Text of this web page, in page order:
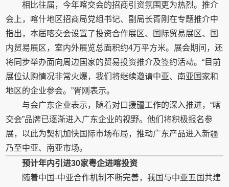
相比往届，今年喀交会的招商引资氛围更为热烈。推介
会上，喀什地区招商局党组书记、副局长胥刚在专题推介中
指出，本届喀交会设置了投资合作展区、国际贸易展区、国
内贸易展区，室内外展览总面积约4万平方米。展会期间，还
将同步举办面向周边国家的贸易投资推介及签约活动。“目前
展位认购情况非常火爆，我们将继续邀请中亚、南亚国家和
地区的企业参会。”胥刚表示。
与会广东企业表示，随着对口援疆工作的深入推进，“喀
交会”品牌已逐渐进入广东企业的视野。他们将积极报名参
展，以此为契机加快国际市场布局，推动广东产品进入新疆
乃至中亚、南亚市场。
预计年内引进30家粤企进喀投资
随着中国-中亚合作机制不断完善，我国与中亚五国共建